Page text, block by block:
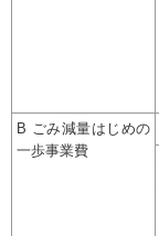
B ごみ減量はじめの
一歩事業費